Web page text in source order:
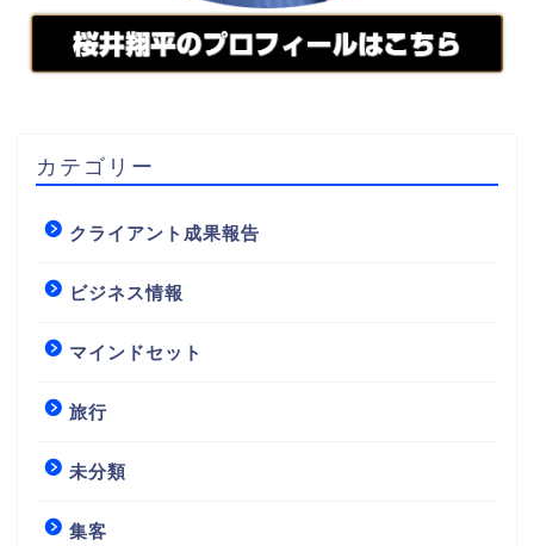
カテゴリー
クライアント成果報告
ビジネス情報
マインドセット
旅行
未分類
集客